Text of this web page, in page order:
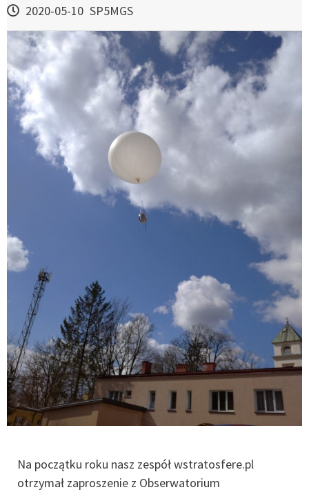
2020-05-10 SP5MGS
Na początku roku nasz zespół wstratosfere.pl
otrzymał zaproszenie z Obserwatorium